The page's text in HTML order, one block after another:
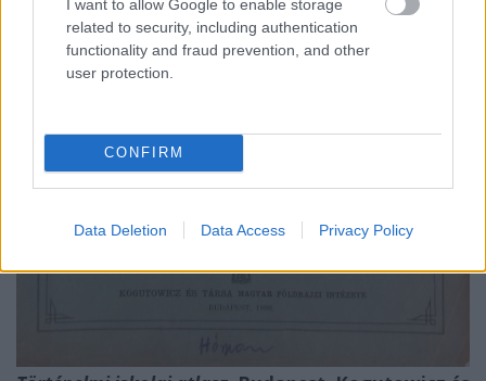
I want to allow Google to enable storage
related to security, including authentication
functionality and fraud prevention, and other
user protection.
CONFIRM
Data Deletion Data Access Privacy Policy